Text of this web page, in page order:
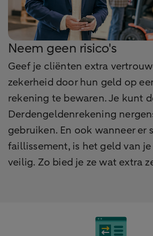
Neem geen risico's
Geef je cliënten extra
zekerheid door hun geld op
rekening te bewaren. Je kunt
Derdengeldenrekening
gebruiken. En ook wanneer er
faillissement, is het geld van
veilig. Zo bied je ze wat extra